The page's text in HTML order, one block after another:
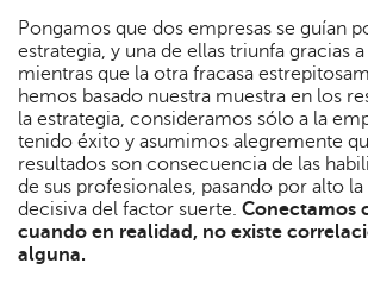
Pongamos que dos empresas se guían
estrategia, y una de ellas triunfa gracias a
mientras que la otra fracasa
hemos basado nuestra muestra en los
la estrategia, consideramos sólo a la
tenido éxito y asumimos alegremente
resultados son consecuencia de las
de sus profesionales, pasando por alto
decisiva del factor suerte. Conectamos
cuando en realidad, no existe
alguna.